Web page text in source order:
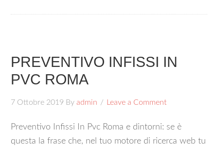
PREVENTIVO INFISSI IN
PVC ROMA
7 Ottobre 2019 Byadmin Leave a Comment
Preventivo Infissi In Pvc Roma e dintorni: se è
questa la frase che, nel tuo motore di ricerca web tu